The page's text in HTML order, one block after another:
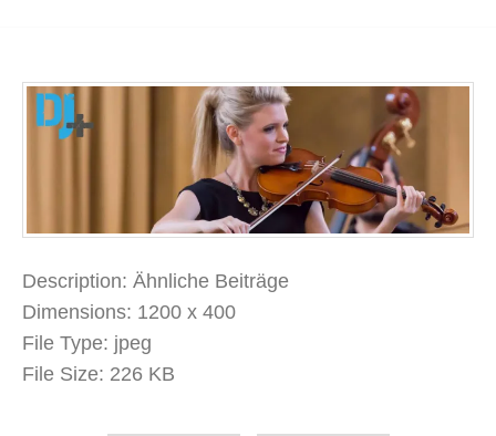
Description: Ähnliche Beiträge
Dimensions: 1200 x 400
File Type: jpeg
File Size: 226 KB